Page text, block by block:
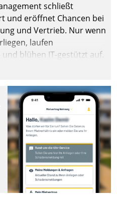
schließt
und eröffnet Chancen bei
und Vertrieb. Nur wenn
laufen
blühen IT-gestützt auf.